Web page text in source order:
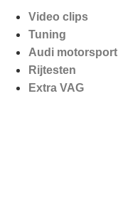
Video clips
Tuning
Audi motorsport
Rijtesten
Extra VAG